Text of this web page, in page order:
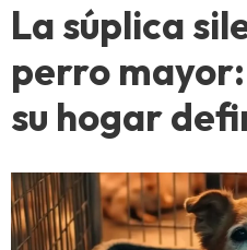
La súplica
perro
su hogar